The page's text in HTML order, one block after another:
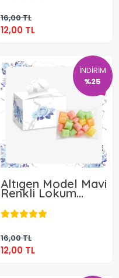
16,00 TL
12,00 TL
İNDİRİM
%25
Altıgen Model Mavi
Renkli Lokum
Kutusu ve Mevlüt
Şekeri
16,00 TL
12,00 TL
12,00 TL